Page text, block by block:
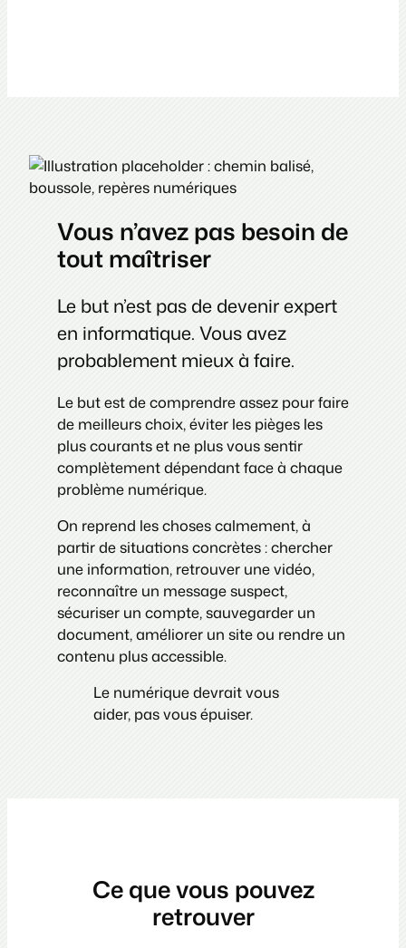
Vous n’avez pas besoin de
tout maîtriser
Le but n’est pas de devenir expert
en informatique. Vous avez
probablement mieux à faire.
Le but est de comprendre assez pour faire
de meilleurs choix, éviter les pièges les
plus courants et ne plus vous sentir
complètement dépendant face à chaque
problème numérique.
On reprend les choses calmement, à
partir de situations concrètes : chercher
une information, retrouver une vidéo,
reconnaître un message suspect,
sécuriser un compte, sauvegarder un
document, améliorer un site ou rendre un
contenu plus accessible.
Le numérique devrait vous
aider, pas vous épuiser.
Ce que vous pouvez
retrouver